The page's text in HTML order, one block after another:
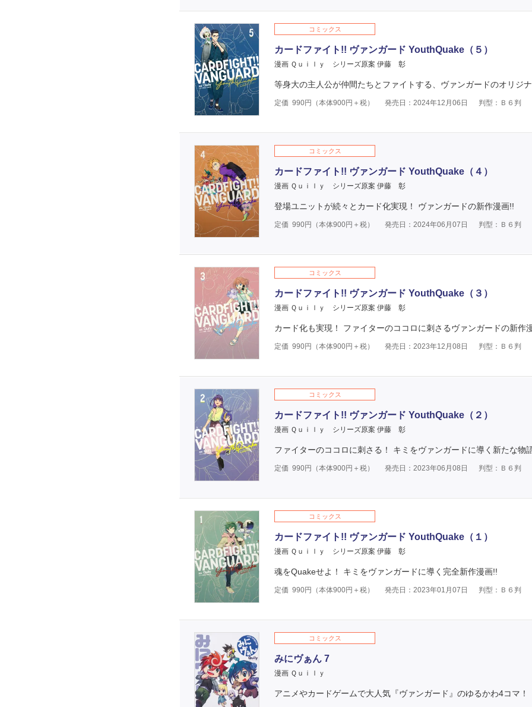
コミックス
カードファイト!! ヴァンガード YouthQuake（５）
漫画 Ｑｕｉｌｙ シリーズ原案 伊藤 彰
等身大の主人公が仲間たちとファイトする、ヴァンガードのオリジナ
定価 990円（本体900円＋税） 発売日：2024年12月06日 判型：Ｂ６判
コミックス
カードファイト!! ヴァンガード YouthQuake（４）
漫画 Ｑｕｉｌｙ シリーズ原案 伊藤 彰
登場ユニットが続々とカード化実現！ ヴァンガードの新作漫画!!
定価 990円（本体900円＋税） 発売日：2024年06月07日 判型：Ｂ６判
コミックス
カードファイト!! ヴァンガード YouthQuake（３）
漫画 Ｑｕｉｌｙ シリーズ原案 伊藤 彰
カード化も実現！ ファイターのココロに刺さるヴァンガードの新作
定価 990円（本体900円＋税） 発売日：2023年12月08日 判型：Ｂ６判
コミックス
カードファイト!! ヴァンガード YouthQuake（２）
漫画 Ｑｕｉｌｙ シリーズ原案 伊藤 彰
ファイターのココロに刺さる！ キミをヴァンガードに導く新たな物語
定価 990円（本体900円＋税） 発売日：2023年06月08日 判型：Ｂ６判
コミックス
カードファイト!! ヴァンガード YouthQuake（１）
漫画 Ｑｕｉｌｙ シリーズ原案 伊藤 彰
魂をQuakeせよ！ キミをヴァンガードに導く完全新作漫画!!
定価 990円（本体900円＋税） 発売日：2023年01月07日 判型：Ｂ６判
コミックス
みにヴぁん 7
漫画 Ｑｕｉｌｙ
アニメやカードゲームで大人気『ヴァンガード』のゆるかわ4コマ！